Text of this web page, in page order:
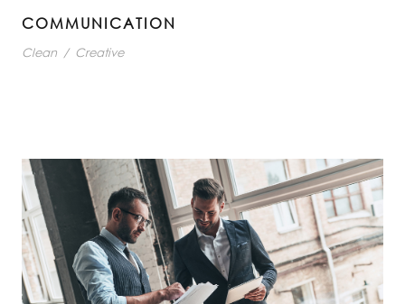
COMMUNICATION
Clean / Creative